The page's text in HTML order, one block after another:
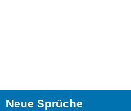
Neue Sprüche